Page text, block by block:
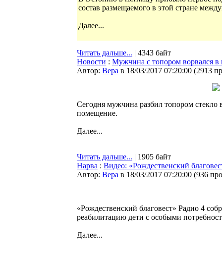
состав размещаемого в этой стране
Далее...
Читать дальше... | 4343 байт
Новости : Мужчина с топором ворвался в
Автор: Bepa в 18/03/2017 07:20:00 (2913
Сегодня мужчина разбил топором стекло
помещение.
Далее...
Читать дальше... | 1905 байт
Нарва : Видео: «Рождественский
Автор: Bepa в 18/03/2017 07:20:00 (936
«Рождественский благовест» Радио 4
реабилитацию дети с особыми
Далее...